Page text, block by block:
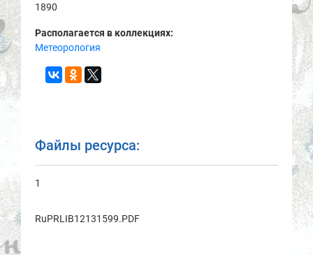
1890
Располагается в коллекциях:
Метеорология
Файлы ресурса:
1
RuPRLIB12131599.PDF